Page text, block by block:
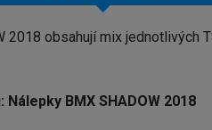
2018 obsahují mix jednotlivých
BMX SHADOW 2018